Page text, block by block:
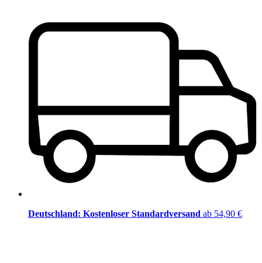
Deutschland: Kostenloser Standardversand ab 54,90 €